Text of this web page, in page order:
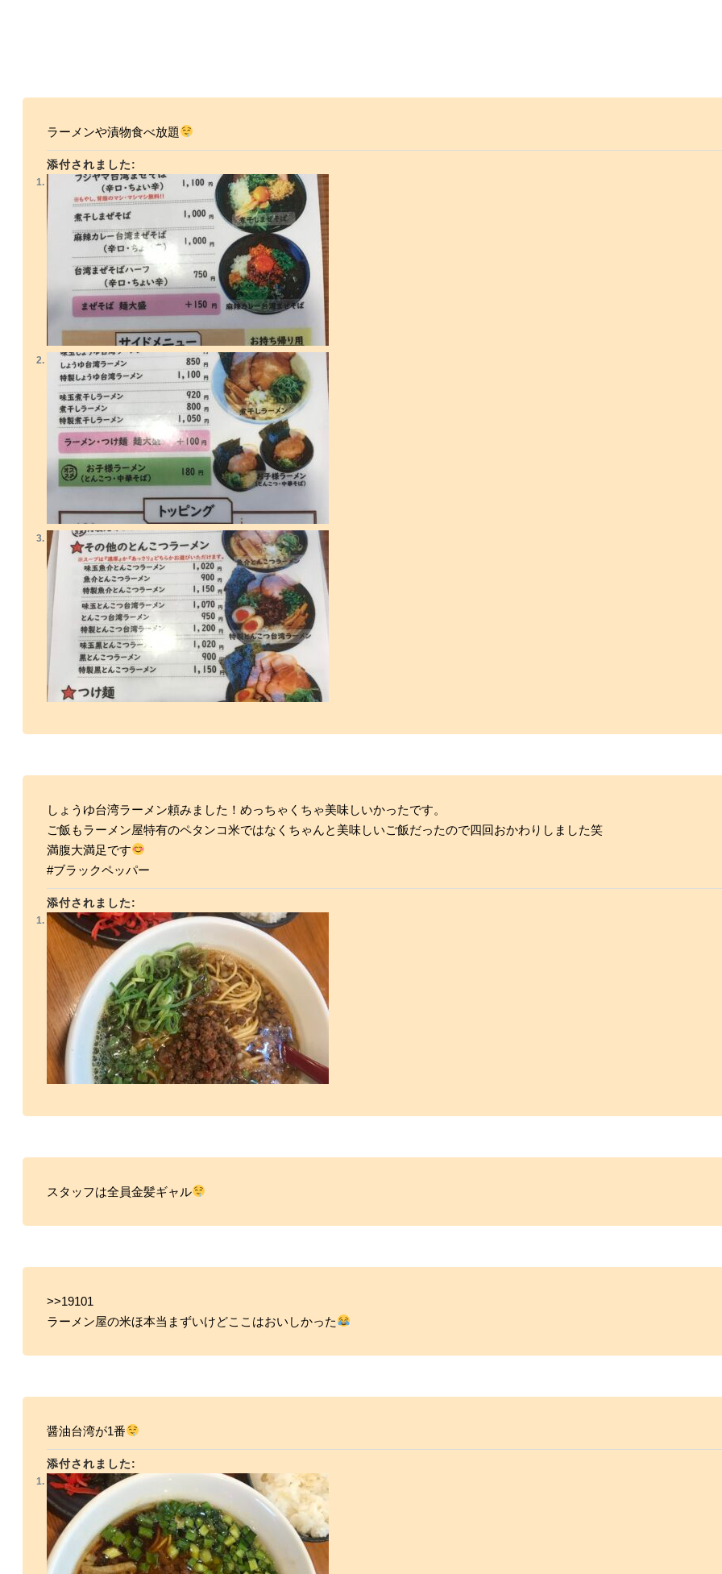
ラーメンや漬物食べ放題
添付されました:
しょうゆ台湾ラーメン頼みました！めっちゃくちゃ美味しいかったです。
ご飯もラーメン屋特有のペタンコ米ではなくちゃんと美味しいご飯だったので四回おかわりしました笑
満腹大満足です
#ブラックペッパー
添付されました:
スタッフは全員金髪ギャル
>>19101
ラーメン屋の米ほ本当まずいけどここはおいしかった
醤油台湾が1番
添付されました: